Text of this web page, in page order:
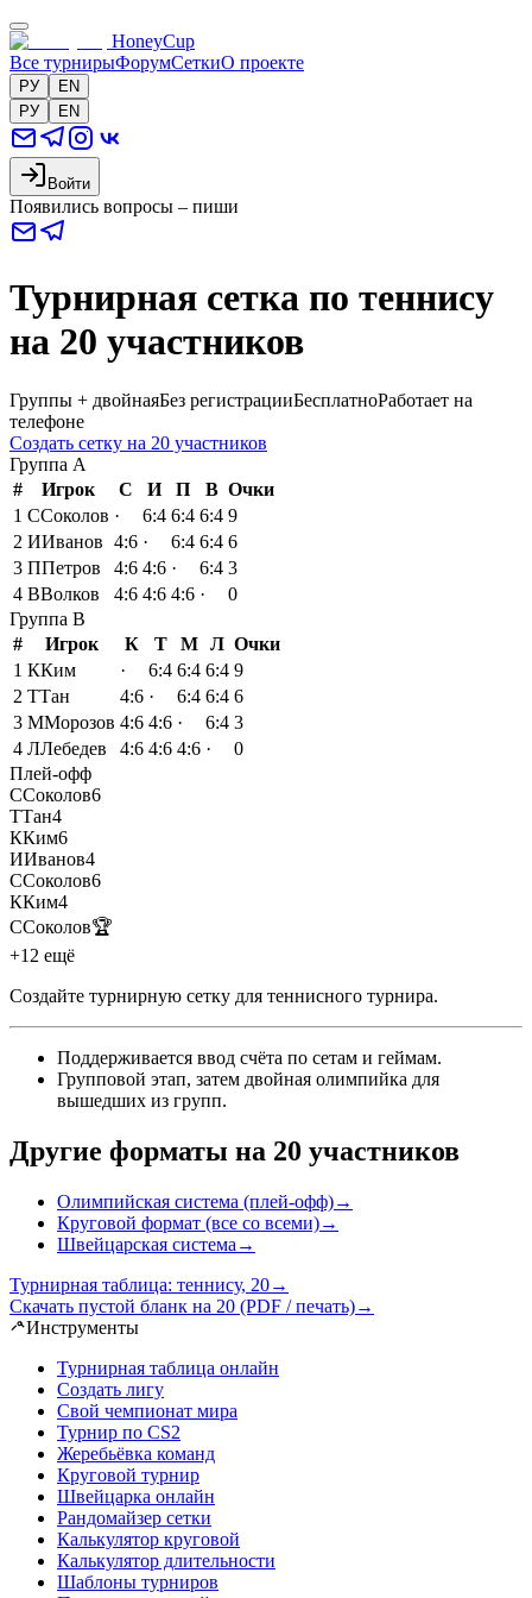
HoneyCup
Все турнирыФорумСеткиО проекте
РУ
EN
РУ
EN
Войти
Появились вопросы – пиши
Турнирная сетка по теннису
на 20 участников
Группы + двойнаяБез регистрацииБесплатноРаботает на
телефоне
Создать сетку на 20 участников
Группа A
#
Игрок С И П В Очки
1 ССоколов · 6:4 6:4 6:4 9
2 ИИванов 4:6 · 6:4 6:4 6
3 ППетров 4:6 4:6 · 6:4 3
4 ВВолков 4:6 4:6 4:6 ·
0
Группа B
#
Игрок К Т М Л Очки
1 ККим · 6:4 6:4 6:4 9
2 ТТан 4:6 · 6:4 6:4 6
3 ММорозов 4:6 4:6 · 6:4 3
4 ЛЛебедев 4:6 4:6 4:6 ·
0
Плей-офф
ССоколов6
ТТан4
ККим6
ИИванов4
ССоколов6
ККим4
ССоколов🏆
+12 ещё
Создайте турнирную сетку для теннисного турнира.
Поддерживается ввод счёта по сетам и геймам.
Групповой этап, затем двойная олимпийка для
вышедших из групп.
Другие форматы на 20 участников
Олимпийская система (плей-офф)→
Круговой формат (все со всеми)→
Швейцарская система →
Турнирная таблица: теннису, 20→
Скачать пустой бланк на 20 (PDF / печать)→
Инструменты
Турнирная таблица онлайн
Создать лигу
Свой чемпионат мира
Турнир по CS2
Жеребьёвка команд
Круговой турнир
Швейцарка онлайн
Рандомайзер сетки
Калькулятор круговой
Калькулятор длительности
Шаблоны турниров